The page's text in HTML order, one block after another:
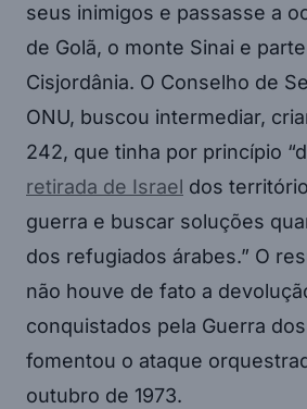
seus inimigos e passasse a
de Golã, o monte Sinai e
Cisjordânia. O Conselho de
ONU, buscou intermediar,
242, que tinha por princípio
retirada de Israel dos
guerra e buscar soluções
dos refugiados árabes.” O
não houve de fato a
conquistados pela Guerra
fomentou o ataque
outubro de 1973.